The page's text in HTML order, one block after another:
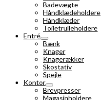
Badevægte
Håndklædeholdere
Håndklæder
Toiletrulleholdere
Entré
Bænk
Knager
Knagerækker
Skostativ
Spejle
Kontor
Brevpresser
Magasinholdere